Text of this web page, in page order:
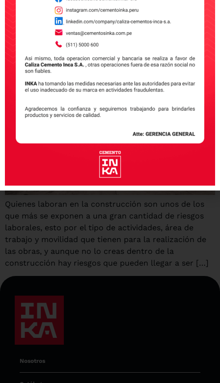
Los pisos de cemento pulido son una opción cada vez
más popular para los hogares y los negocios. Conoce
los motivos aquí.
Quienes laboran en la construcción son unos de los
que más se exponen a una gran cantidad de riesgos
laborales, esto por el tipo de actividades, área de
trabajo y movilidad que tienen para la realización de
las obras, y aunque no lo creas dentro de la
construcción hay riesgos que pueden llegar a ser […]
Nosotros